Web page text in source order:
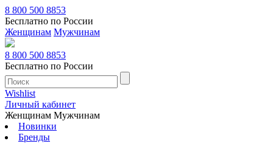
8 800 500 8853
Бесплатно по России
Женщинам Мужчинам
8 800 500 8853
Бесплатно по России
Wishlist
Личный кабинет
Женщинам Мужчинам
Новинки
Бренды